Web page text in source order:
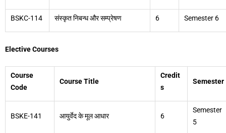
BSKC-114 संस्कृत निबन्ध और सम्प्रेषण 6 Semester 6
Elective Courses
Course
Code
Course Title
Credit
s
Semester
BSKE-141 आयुर्वेद के मूल आधार 6
Semester
5